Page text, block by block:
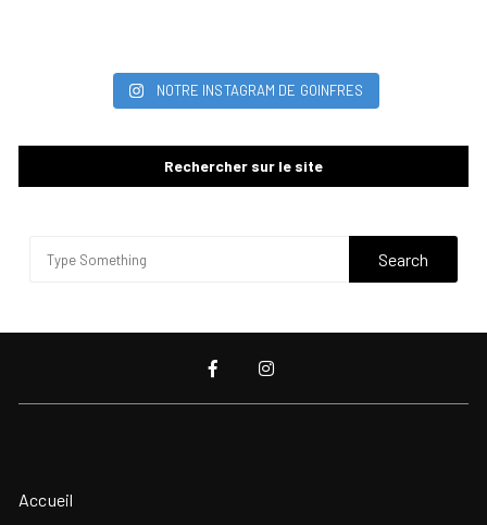
NOTRE INSTAGRAM DE GOINFRES
Rechercher sur le site
Accueil